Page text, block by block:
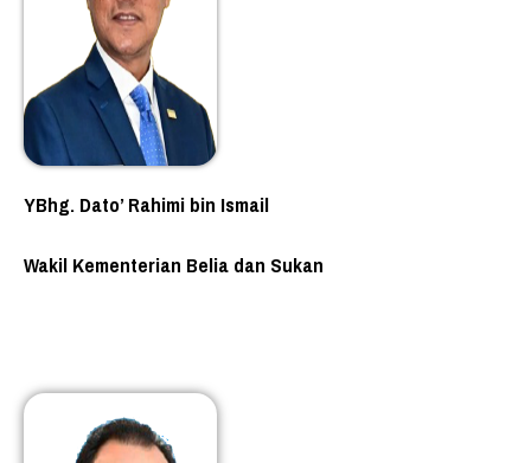
YBhg. Dato’ Rahimi bin Ismail
Wakil Kementerian Belia dan Sukan